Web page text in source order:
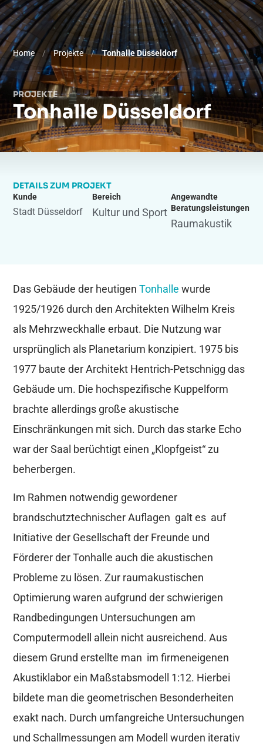
Home / Projekte / Tonhalle Düsseldorf
PROJEKTE
Tonhalle Düsseldorf
DETAILS ZUM PROJEKT
Kunde
Stadt Düsseldorf
Bereich
Kultur und Sport
Angewandte
Beratungsleistungen
Raumakustik
Das Gebäude der heutigen Tonhalle wurde
1925/1926 durch den Architekten Wilhelm Kreis
als Mehrzweckhalle erbaut. Die Nutzung war
ursprünglich als Planetarium konzipiert. 1975 bis
1977 baute der Architekt Hentrich-Petschnigg das
Gebäude um. Die hochspezifische Kuppelform
brachte allerdings große akustische
Einschränkungen mit sich. Durch das starke Echo
war der Saal berüchtigt einen „Klopfgeist“ zu
beherbergen.
Im Rahmen notwendig gewordener
brandschutztechnischer Auflagen galt es auf
Initiative der Gesellschaft der Freunde und
Förderer der Tonhalle auch die akustischen
Probleme zu lösen. Zur raumakustischen
Optimierung waren aufgrund der schwierigen
Randbedingungen Untersuchungen am
Computermodell allein nicht ausreichend. Aus
diesem Grund erstellte man im firmeneigenen
Akustiklabor ein Maßstabsmodell 1:12. Hierbei
bildete man die geometrischen Besonderheiten
exakt nach. Durch umfangreiche Untersuchungen
und Schallmessungen am Modell wurden iterativ